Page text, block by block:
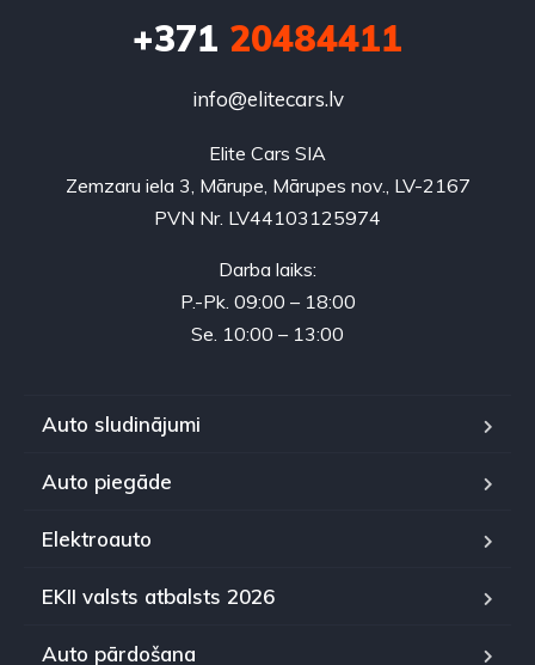
+371 20484411
info@elitecars.lv
Elite Cars SIA
Zemzaru iela 3, Mārupe, Mārupes nov., LV-2167
PVN Nr. LV44103125974
Darba laiks:
P.-Pk. 09:00 – 18:00
Se. 10:00 – 13:00
Auto sludinājumi
Auto piegāde
Elektroauto
EKII valsts atbalsts 2026
Auto pārdošana